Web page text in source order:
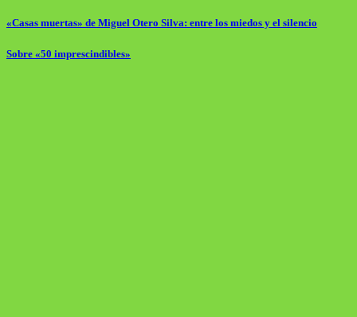
«Casas muertas» de Miguel Otero Silva: entre los miedos y el silencio
Sobre «50 imprescindibles»